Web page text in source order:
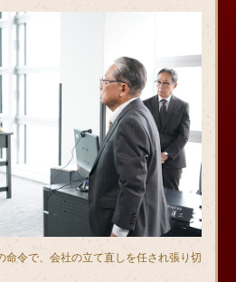
命令で、会社の立て直しを任され張り切